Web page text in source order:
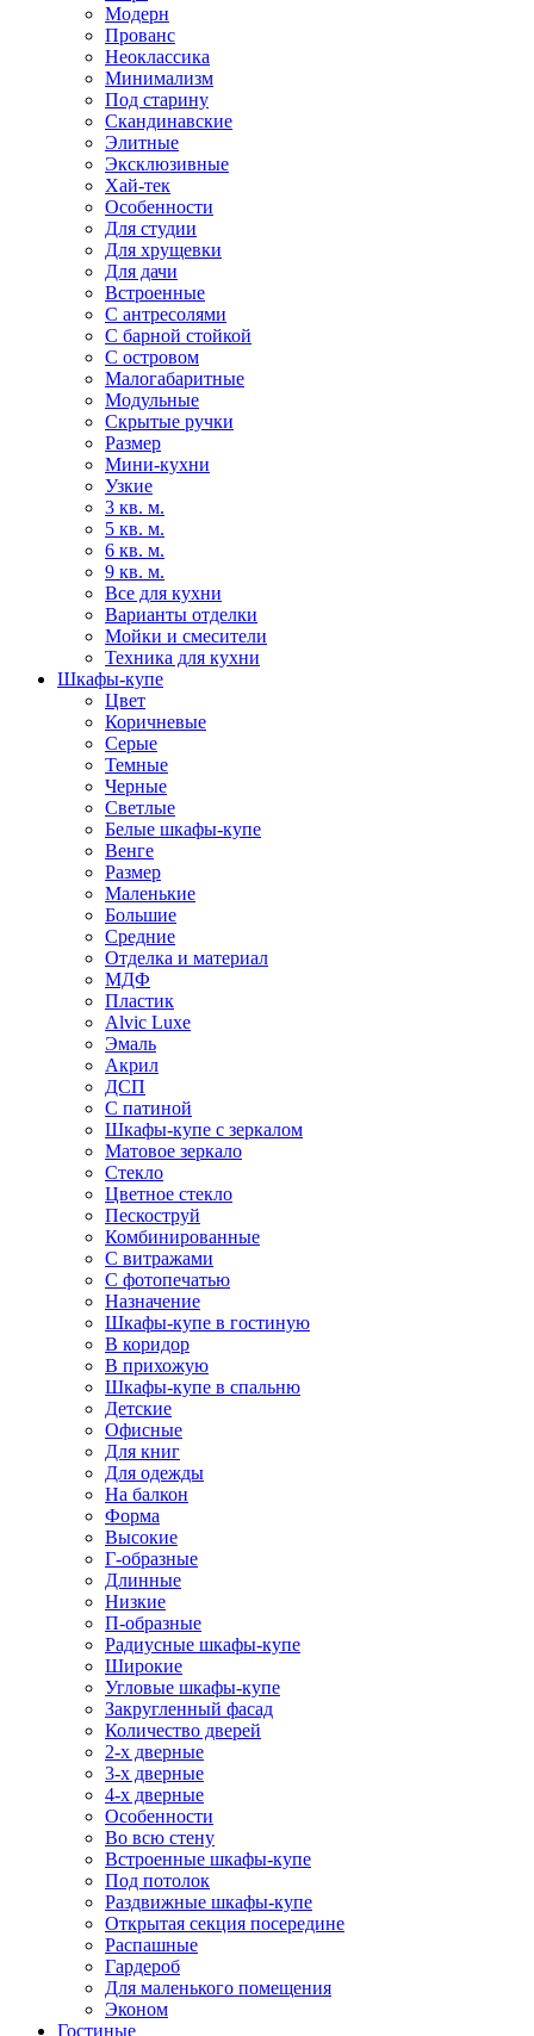
Модерн
Прованс
Неоклассика
Минимализм
Под старину
Скандинавские
Элитные
Эксклюзивные
Хай-тек
Особенности
Для студии
Для хрущевки
Для дачи
Встроенные
С антресолями
С барной стойкой
С островом
Малогабаритные
Модульные
Скрытые ручки
Размер
Мини-кухни
Узкие
3 кв. м.
5 кв. м.
6 кв. м.
9 кв. м.
Все для кухни
Варианты отделки
Мойки и смесители
Техника для кухни
Шкафы-купе
Цвет
Коричневые
Серые
Темные
Черные
Светлые
Белые шкафы-купе
Венге
Размер
Маленькие
Большие
Средние
Отделка и материал
МДФ
Пластик
Alvic Luxe
Эмаль
Акрил
ДСП
С патиной
Шкафы-купе с зеркалом
Матовое зеркало
Стекло
Цветное стекло
Пескоструй
Комбинированные
С витражами
С фотопечатью
Назначение
Шкафы-купе в гостиную
В коридор
В прихожую
Шкафы-купе в спальню
Детские
Офисные
Для книг
Для одежды
На балкон
Форма
Высокие
Г-образные
Длинные
Низкие
П-образные
Радиусные шкафы-купе
Широкие
Угловые шкафы-купе
Закругленный фасад
Количество дверей
2-х дверные
3-х дверные
4-х дверные
Особенности
Во всю стену
Встроенные шкафы-купе
Под потолок
Раздвижные шкафы-купе
Открытая секция посередине
Распашные
Гардероб
Для маленького помещения
Эконом
Гостиные